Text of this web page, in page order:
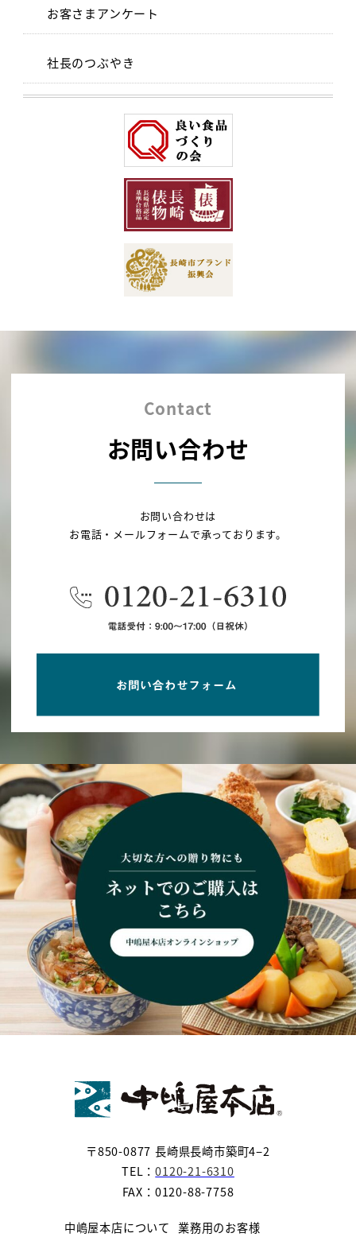
お客さまアンケート
社長のつぶやき
Contact
お問い合わせ
お問い合わせは
お電話・メールフォームで承っております。
〒850-0877 長崎県長崎市築町4−2
TEL：0120-21-6310
FAX：0120-88-7758
中嶋屋本店について 業務用のお客様